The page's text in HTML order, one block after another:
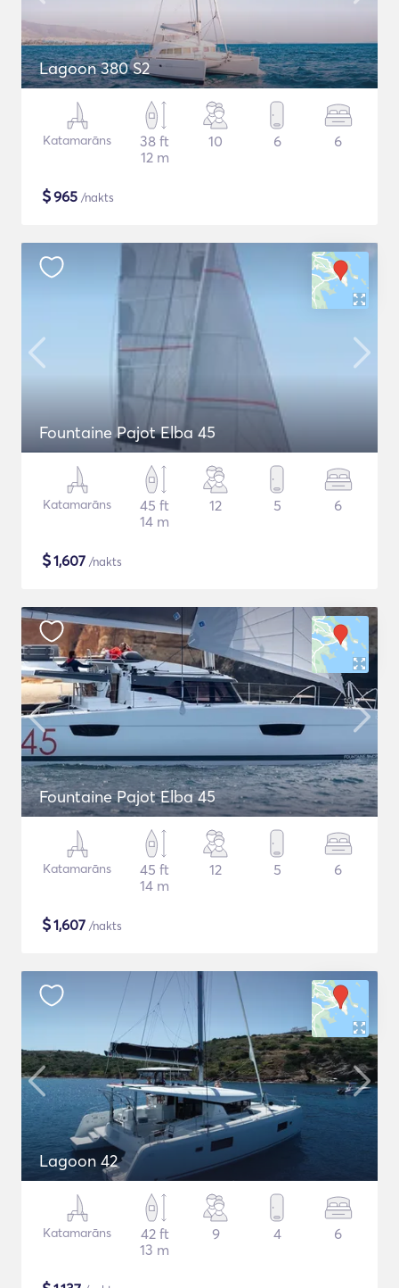
Lagoon 380 S2
Katamarāns
38 ft
12 m
10 6 6
$965 /nakts
Fountaine Pajot Elba 45
Katamarāns
45 ft
14 m
12 5 6
$1,607 /nakts
Fountaine Pajot Elba 45
Katamarāns
45 ft
14 m
12 5 6
$1,607 /nakts
Lagoon 42
Katamarāns
42 ft
13 m
9 4 6